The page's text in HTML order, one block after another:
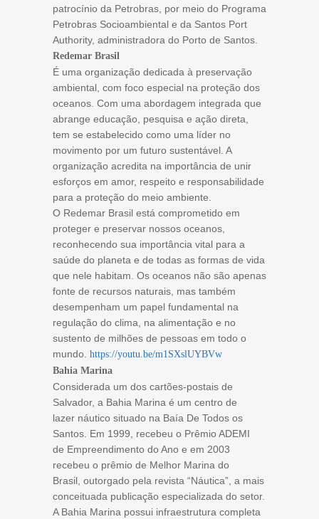
patrocínio da Petrobras, por meio do Programa
Petrobras Socioambiental e da Santos Port
Authority, administradora do Porto de Santos.
Redemar Brasil
É uma organização dedicada à preservação
ambiental, com foco especial na proteção dos
oceanos. Com uma abordagem integrada que
abrange educação, pesquisa e ação direta,
tem se estabelecido como uma líder no
movimento por um futuro sustentável. A
organização acredita na importância de unir
esforços em amor, respeito e responsabilidade
para a proteção do meio ambiente.
O Redemar Brasil está comprometido em
proteger e preservar nossos oceanos,
reconhecendo sua importância vital para a
saúde do planeta e de todas as formas de vida
que nele habitam. Os oceanos não são apenas
fonte de recursos naturais, mas também
desempenham um papel fundamental na
regulação do clima, na alimentação e no
sustento de milhões de pessoas em todo o
mundo. https://youtu.be/m1SXslUYBVw
Bahia Marina
Considerada um dos cartões-postais de
Salvador, a Bahia Marina é um centro de
lazer náutico situado na Baía De Todos os
Santos. Em 1999, recebeu o Prêmio ADEMI
de Empreendimento do Ano e em 2003
recebeu o prêmio de Melhor Marina do
Brasil, outorgado pela revista “Náutica”, a mais
conceituada publicação especializada do setor.
A Bahia Marina possui infraestrutura completa